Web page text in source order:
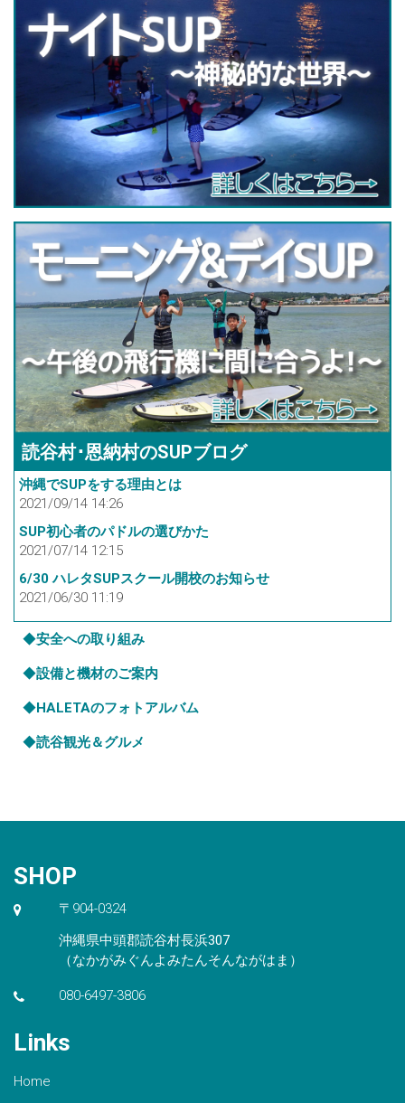
読谷村･恩納村のSUPブログ
沖縄でSUPをする理由とは
2021/09/14 14:26
SUP初心者のパドルの選びかた
2021/07/14 12:15
6/30 ハレタSUPスクール開校のお知らせ
2021/06/30 11:19
◆安全への取り組み
◆設備と機材のご案内
◆HALETAのフォトアルバム
◆読谷観光＆グルメ
SHOP
〒904-0324
沖縄県中頭郡読谷村長浜307
（なかがみぐんよみたんそんながはま）
080-6497-3806
Links
Home